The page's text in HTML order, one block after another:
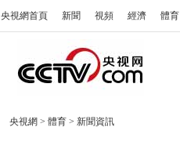
央視網首頁 新聞 視頻 經濟 體育
央視網 > 體育 > 新聞資訊